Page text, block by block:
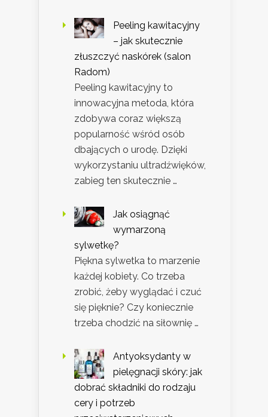
Peeling kawitacyjny
– jak skutecznie
złuszczyć naskórek (salon
Radom)
Peeling kawitacyjny to
innowacyjna metoda, która
zdobywa coraz większą
popularność wśród osób
dbających o urodę. Dzięki
wykorzystaniu ultradźwięków,
zabieg ten skutecznie …
Jak osiągnąć
wymarzoną
sylwetkę?
Piękna sylwetka to marzenie
każdej kobiety. Co trzeba
zrobić, żeby wyglądać i czuć
się pięknie? Czy koniecznie
trzeba chodzić na siłownię …
Antyoksydanty w
pielęgnacji skóry: jak
dobrać składniki do rodzaju
cery i potrzeb